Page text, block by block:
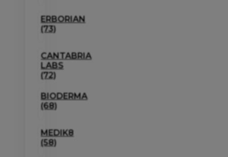
ERBORIAN
(73)
CANTABRIA
LABS
(72)
BIODERMA
(68)
MEDIK8
(58)